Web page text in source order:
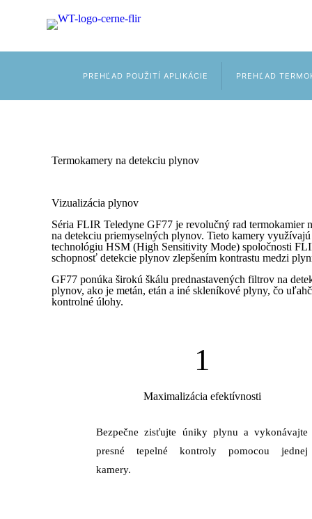
PREHĽAD POUŽITÍ APLIKÁCIE PREHĽAD
Termokamery na detekciu plynov
Vizualizácia plynov
Séria FLIR Teledyne GF77 je revolučný rad termokamier
na detekciu priemyselných plynov. Tieto kamery využívajú
technológiu HSM (High Sensitivity Mode) spoločnosti
schopnosť detekcie plynov zlepšením kontrastu medzi
GF77 ponúka širokú škálu prednastavených filtrov na
plynov, ako je metán, etán a iné skleníkové plyny, čo
kontrolné úlohy.
1
Maximalizácia efektívnosti
Bezpečne zisťujte úniky plynu a vykonávajte
presné tepelné kontroly pomocou jednej
kamery.